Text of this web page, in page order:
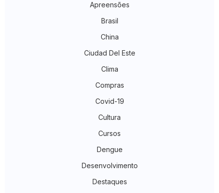
Apreensões
Brasil
China
Ciudad Del Este
Clima
Compras
Covid-19
Cultura
Cursos
Dengue
Desenvolvimento
Destaques